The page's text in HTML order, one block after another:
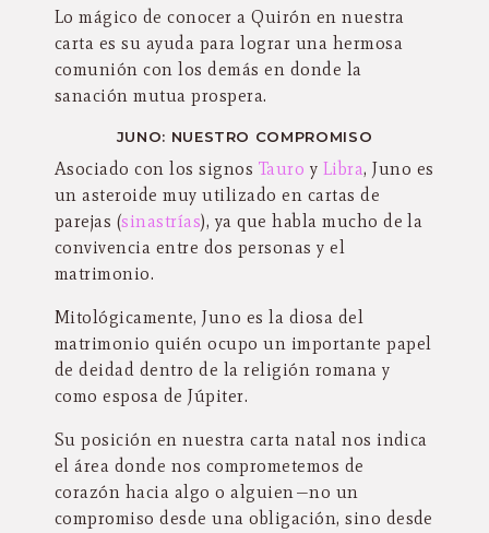
Lo mágico de conocer a Quirón en nuestra
carta es su ayuda para lograr una hermosa
comunión con los demás en donde la
sanación mutua prospera.
JUNO: NUESTRO COMPROMISO
Asociado con los signos Tauro y Libra, Juno es
un asteroide muy utilizado en cartas de
parejas (sinastrías), ya que habla mucho de la
convivencia entre dos personas y el
matrimonio.
Mitológicamente, Juno es la diosa del
matrimonio quién ocupo un importante papel
de deidad dentro de la religión romana y
como esposa de Júpiter.
Su posición en nuestra carta natal nos indica
el área donde nos comprometemos de
corazón hacia algo o alguien—no un
compromiso desde una obligación, sino desde